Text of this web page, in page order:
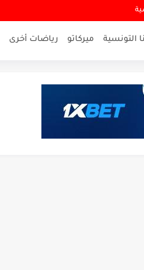
التونسية ميركاتو رياضات أخرى